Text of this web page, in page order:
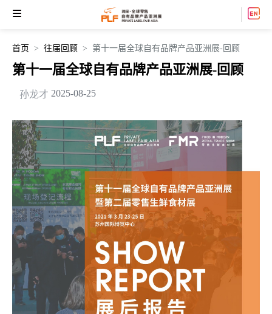
首页 往届回顾 第十一届全球自有品牌产品亚洲展-回顾
第十一届全球自有品牌产品亚洲展-回顾
孙龙才 2025-08-25